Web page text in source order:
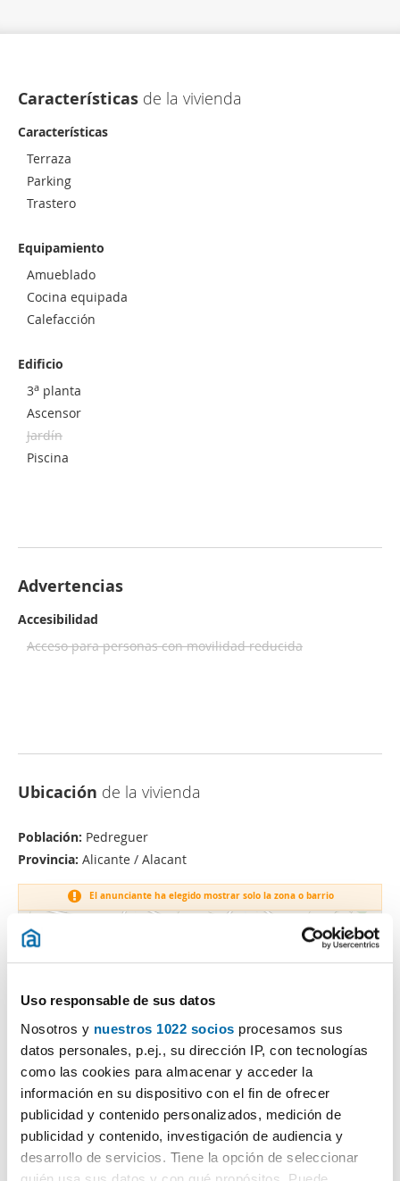
Uso responsable de sus datos
Nosotros y nuestros 1022 socios procesamos sus
datos personales, p.ej., su dirección IP, con tecnologías
como las cookies para almacenar y acceder la
información en su dispositivo con el fin de ofrecer
publicidad y contenido personalizados, medición de
publicidad y contenido, investigación de audiencia y
desarrollo de servicios. Tiene la opción de seleccionar
Características de la vivienda
Características
Terraza
Parking
Trastero
Equipamiento
Amueblado
Cocina equipada
Calefacción
Edificio
3a planta
Ascensor
Jardín
Piscina
Advertencias
Accesibilidad
Acceso para personas con movilidad reducida
Ubicación de la vivienda
Población: Pedreguer
Provincia: Alicante / Alacant
El anunciante ha elegido mostrar solo la zona o barrio